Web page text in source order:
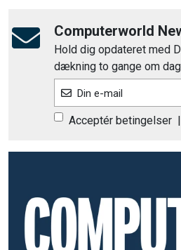
Computerworld
Hold dig opdateret med
dækning to gange om
Din e-mail
Acceptér betingelser